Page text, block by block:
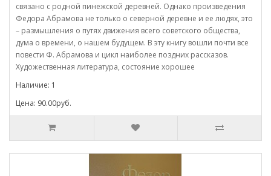
связано с родной пинежской деревней. Однако произведения
Федора Абрамова не только о северной деревне и ее людях, это
– размышления о путях движения всего советского общества,
дума о времени, о нашем будущем. В эту книгу вошли почти все
повести Ф. Абрамова и цикл наиболее поздних рассказов.
Художественная литература, состояние хорошее
Наличие: 1
Цена: 90.00руб.